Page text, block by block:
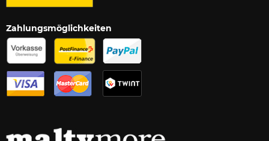
Zahlungsmöglichkeiten